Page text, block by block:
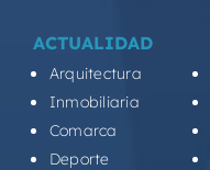
ACTUALIDAD
Arquitectura
Inmobiliaria
Comarca
Deporte